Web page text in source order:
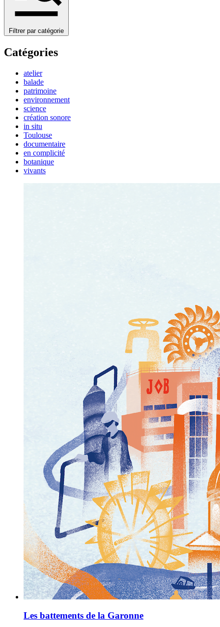
Filtrer par catégorie
Catégories
atelier
balade
patrimoine
environnement
science
création sonore
in situ
Toulouse
documentaire
en complicité
botanique
vivants
Les battements de la Garonne